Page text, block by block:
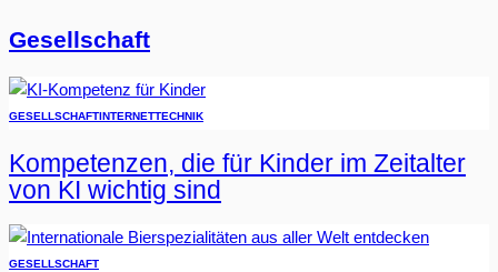
Gesellschaft
GESELLSCHAFTINTERNETTECHNIK
Kompetenzen, die für Kinder im Zeitalter
von KI wichtig sind
GESELLSCHAFT